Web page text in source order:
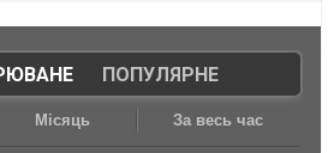
| ПОПУЛЯРНЕ
Місяць За весь час